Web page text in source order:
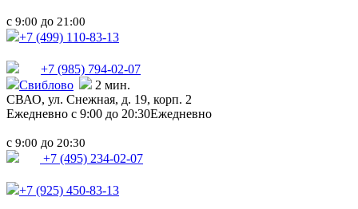
с 9:00 до 21:00
+7 (499) 110-83-13
+7 (985) 794-02-07
Свиблово
2 мин.
СВАО, ул. Снежная, д. 19, корп. 2
Ежедневно с 9:00 до 20:30Ежедневно
с 9:00 до 20:30
+7 (495) 234-02-07
+7 (925) 450-83-13